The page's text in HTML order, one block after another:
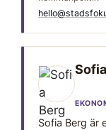
Sofia Berg är